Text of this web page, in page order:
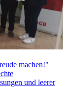
machen!"
und leerer